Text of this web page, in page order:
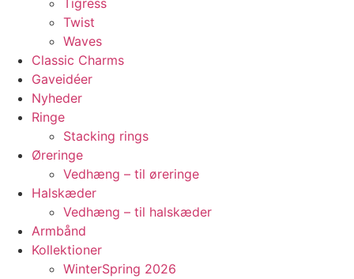
Tigress
Twist
Waves
Classic Charms
Gaveidéer
Nyheder
Ringe
Stacking rings
Øreringe
Vedhæng – til øreringe
Halskæder
Vedhæng – til halskæder
Armbånd
Kollektioner
WinterSpring 2026